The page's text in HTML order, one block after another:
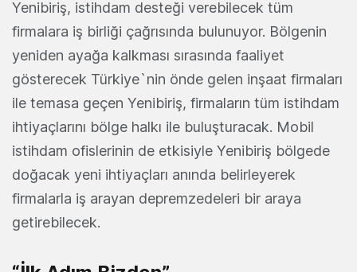
Yenibiriş, istihdam desteği verebilecek tüm
firmalara iş birliği çağrısında bulunuyor. Bölgenin
yeniden ayağa kalkması sırasında faaliyet
gösterecek Türkiye`nin önde gelen inşaat firmaları
ile temasa geçen Yenibiriş, firmaların tüm istihdam
ihtiyaçlarını bölge halkı ile buluşturacak. Mobil
istihdam ofislerinin de etkisiyle Yenibiriş bölgede
doğacak yeni ihtiyaçları anında belirleyerek
firmalarla iş arayan depremzedeleri bir araya
getirebilecek.